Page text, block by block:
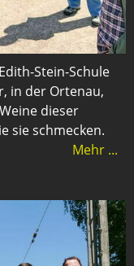
Stein-Schule
in der Ortenau,
dieser
sie schmecken.
Mehr ...